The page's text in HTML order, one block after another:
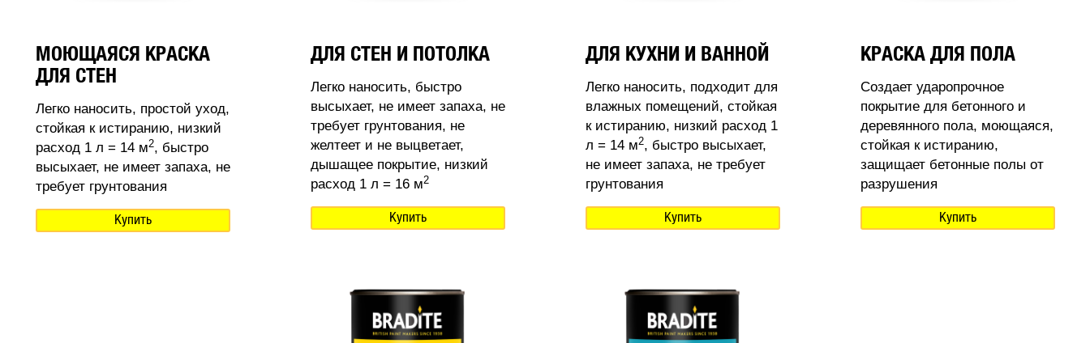
МОЮЩАЯСЯ КРАСКА
ДЛЯ СТЕН
Легко наносить, простой уход,
стойкая к истиранию, низкий
расход 1 л = 14 м2, быстро
высыхает, не имеет запаха, не
требует грунтования
Купить
ДЛЯ СТЕН И ПОТОЛКА
Легко наносить, быстро
высыхает, не имеет запаха, не
требует грунтования, не
желтеет и не выцветает,
дышащее покрытие, низкий
расход 1 л = 16 м2
Купить
ДЛЯ КУХНИ И ВАННОЙ
Легко наносить, подходит для
влажных помещений, стойкая
к истиранию, низкий расход 1
л = 14 м2, быстро высыхает,
не имеет запаха, не требует
грунтования
Купить
КРАСКА ДЛЯ ПОЛА
Создает ударопрочное
покрытие для бетонного и
деревянного пола, моющаяся,
стойкая к истиранию,
защищает бетонные полы от
разрушения
Купить